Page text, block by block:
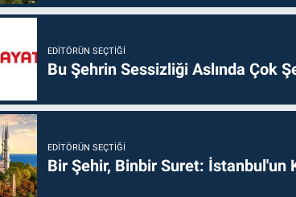
EDITÖRÜN SEÇTIĞI
Bu Şehrin Sessizliği Aslında Çok
EDITÖRÜN SEÇTIĞI
Bir Şehir, Binbir Suret: İstanbul'un